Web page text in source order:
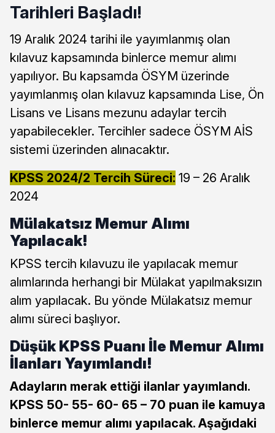
Tarihleri Başladı!
19 Aralık 2024 tarihi ile yayımlanmış olan
kılavuz kapsamında binlerce memur alımı
yapılıyor. Bu kapsamda ÖSYM üzerinde
yayımlanmış olan kılavuz kapsamında Lise, Ön
Lisans ve Lisans mezunu adaylar tercih
yapabilecekler. Tercihler sadece ÖSYM AİS
sistemi üzerinden alınacaktır.
KPSS 2024/2 Tercih Süreci: 19 – 26 Aralık
2024
Mülakatsız Memur Alımı
Yapılacak!
KPSS tercih kılavuzu ile yapılacak memur
alımlarında herhangi bir Mülakat yapılmaksızın
alım yapılacak. Bu yönde Mülakatsız memur
alımı süreci başlıyor.
Düşük KPSS Puanı İle Memur Alımı
İlanları Yayımlandı!
Adayların merak ettiği ilanlar yayımlandı.
KPSS 50- 55- 60- 65 – 70 puan ile kamuya
binlerce memur alımı yapılacak. Aşağıdaki